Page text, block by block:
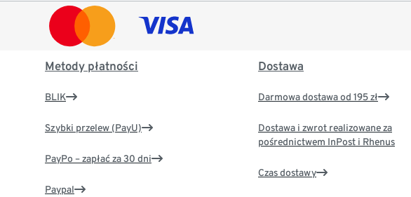
Metody płatności
BLIK
Szybki przelew (PayU)
PayPo – zapłać za 30 dni
Paypal
Dostawa
Darmowa dostawa od 195 zł
Dostawa i zwrot realizowane za
pośrednictwem InPost i Rhenus
Czas dostawy